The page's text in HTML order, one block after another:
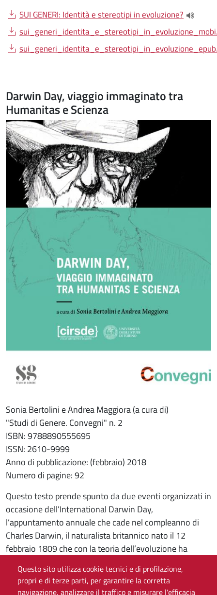
Questo sito utilizza cookie tecnici e di profilazione,
propri e di terze parti, per garantire la corretta
navigazione, analizzare il traffico e misurare l'efficacia
Document
SUI GENERI: Identità e stereotipi in evoluzione?
(apre
Document
Document
Darwin Day, viaggio immaginato tra
Humanitas e Scienza
Sonia Bertolini e Andrea Maggiora (a cura di)
"Studi di Genere. Convegni" n. 2
ISBN: 9788890555695
ISSN: 2610-9999
Anno di pubblicazione: (febbraio) 2018
Numero di pagine: 92
Questo testo prende spunto da due eventi organizzati in
occasione dell’International Darwin Day,
l’appuntamento annuale che cade nel compleanno di
Charles Darwin, il naturalista britannico nato il 12
febbraio 1809 che con la teoria dell’evoluzione ha
che ha lo scopo di invitare le persone di tutto il mondo a
riflettere e agire in base ai principi di coraggio